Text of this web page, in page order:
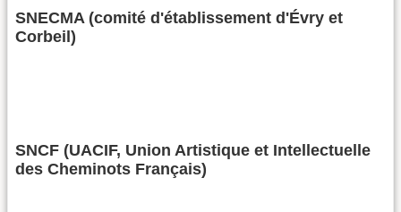
SNECMA (comité d'établissement d'Évry et
Corbeil)
SNCF (UACIF, Union Artistique et Intellectuelle
des Cheminots Français)